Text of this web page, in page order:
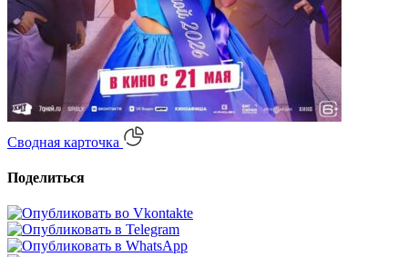
Сводная карточка
Поделиться